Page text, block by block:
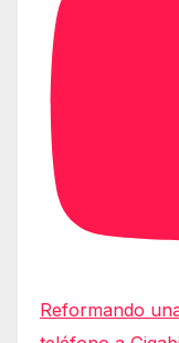
Reformando